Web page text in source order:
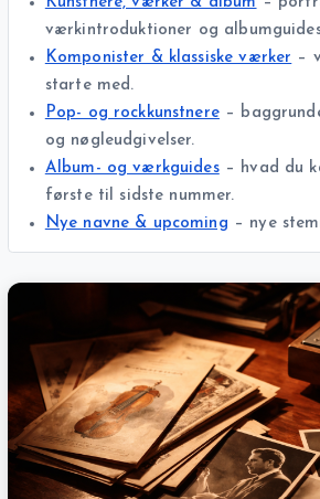
værkintroduktioner og albumguides.
Komponister & klassiske værker –
starte med.
Pop- og rockkunstnere–
og nøgleudgivelser.
Album- og værkguides– hvad du
første til sidste nummer.
Nye navne & upcoming – nye